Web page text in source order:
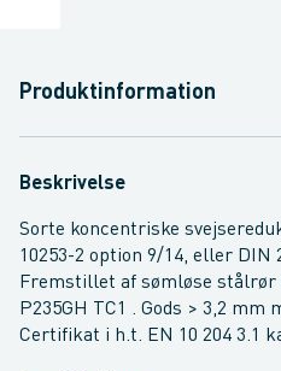
Produktinformation
Beskrivelse
Sorte koncentriske
10253-2 option 9/14, eller DIN
Fremstillet af sømløse stålrør
P235GH TC1 . Gods > 3,2 mm
Certifikat i h.t. EN 10 204 3.1